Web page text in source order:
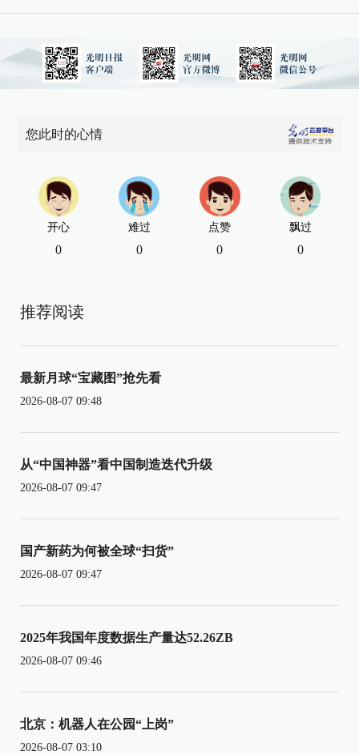
您此时的心情
开心
0
难过
0
点赞
0
飘过
0
推荐阅读
最新月球“宝藏图”抢先看
2026-08-07 09:48
从“中国神器”看中国制造迭代升级
2026-08-07 09:47
国产新药为何被全球“扫货”
2026-08-07 09:47
2025年我国年度数据生产量达52.26ZB
2026-08-07 09:46
北京：机器人在公园“上岗”
2026-08-07 03:10